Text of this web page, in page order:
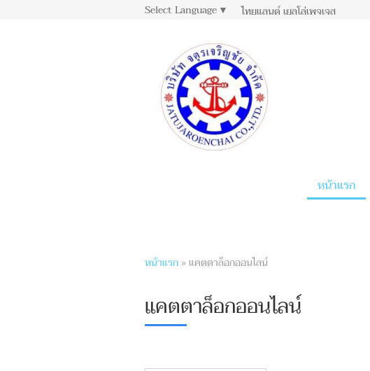
Select Language ▼ ไทยแลนด์ เยลโล่เพจเจส
หน้าแรก
หน้าแรก » แคตตาล็อกออนไลน์
แคตตาล็อกออนไลน์